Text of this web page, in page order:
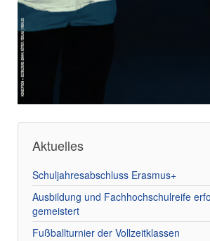
Aktuelles
Schuljahresabschluss Erasmus+
Ausbildung und Fachhochschulreife
gemeistert
Fußballturnier der Vollzeitklassen